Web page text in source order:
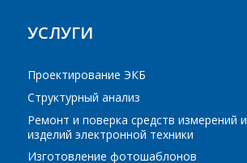
УСЛУГИ
Проектирование ЭКБ
Структурный анализ
Ремонт и поверка средств измерений и
изделий электронной техники
Изготовление фотошаблонов